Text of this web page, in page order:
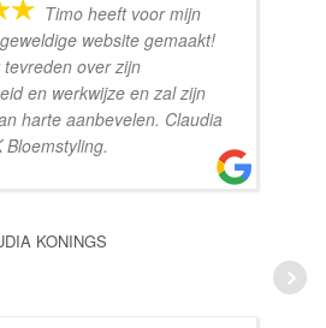
Timo heeft voor mijn
website gemaakt!
over zijn
en werkwijze en zal zijn
harte aanbevelen. Claudia
Bloemstyling.
KONINGS